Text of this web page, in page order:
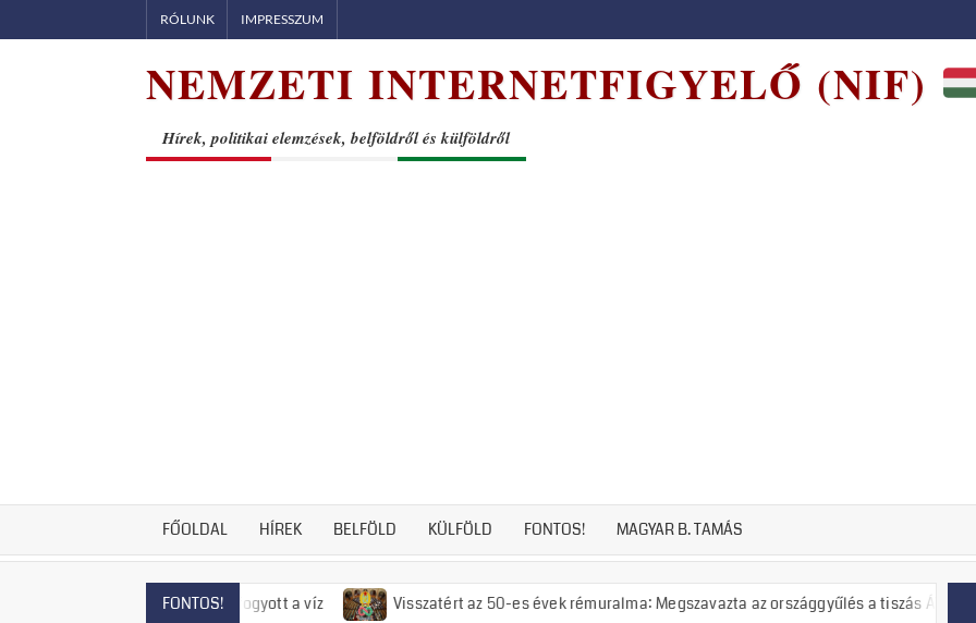
to
RÓLUNK IMPRESSZUM
NEMZETI INTERNETFIGYELŐ (NIF)
Hírek, politikai elemzések, belföldről és külföldről
FŐOLDAL HÍREK BELFÖLD KÜLFÖLD FONTOS! MAGYAR B. TAMÁS
FONTOS!
már el is fogyott a víz Visszatért az 50-es évek rémuralma: Megszavazta az országgyűlés a tiszás ÁVH felállítását!